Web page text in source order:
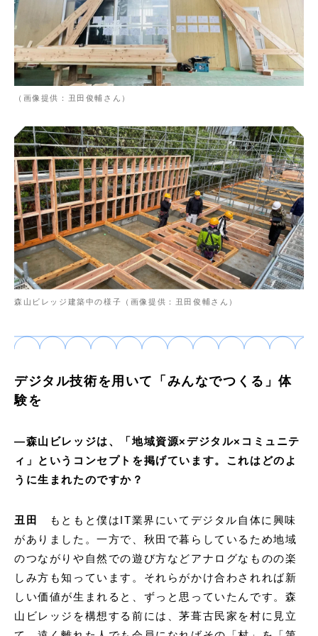
（画像提供：丑田俊輔さん）
森山ビレッジ建築中の様子（画像提供：丑田俊輔さん）
デジタル技術を用いて「みんなでつくる」体
験を
―森山ビレッジは、「地域資源×デジタル×コミュニテ
ィ」というコンセプトを掲げています。これはどのよ
うに生まれたのですか？
丑田
もともと僕はIT業界にいてデジタル自体に興味
がありました。一方で、秋田で暮らしているため地域
のつながりや自然での遊び方などアナログなものの楽
しみ方も知っています。それらがかけ合わされれば新
しい価値が生まれると、ずっと思っていたんです。森
山ビレッジを構想する前には、茅葺古民家を村に見立